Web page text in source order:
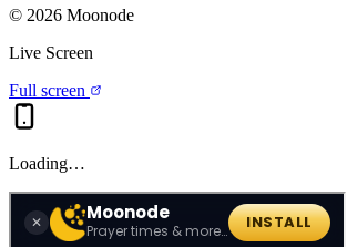
© 2026 Moonode
Live Screen
Full screen
Loading…